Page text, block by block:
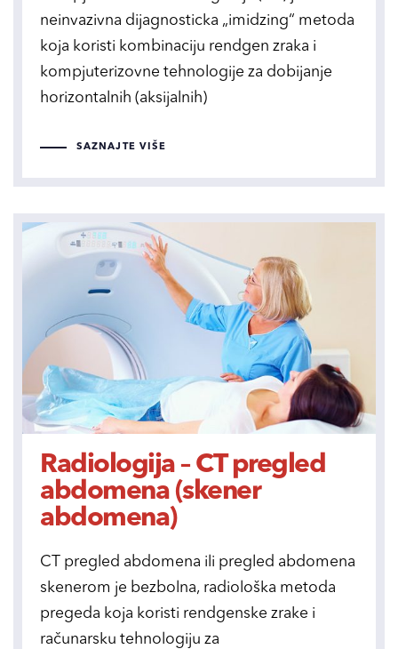
neinvazivna dijagnosticka „imidzing“ metoda
koja koristi kombinaciju rendgen zraka i
kompjuterizovne tehnologije za dobijanje
horizontalnih (aksijalnih)
SAZNAJTE VIŠE
Radiologija – CT pregled
abdomena (skener
abdomena)
CT pregled abdomena ili pregled abdomena
skenerom je bezbolna, radiološka metoda
pregeda koja koristi rendgenske zrake i
računarsku tehnologiju za